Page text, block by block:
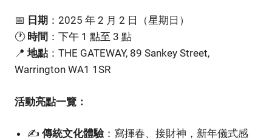
📅 日期 ：2025 年 2 月 2 日（星期日）
🕐 時間 ：下午 1 點至 3 點
📍 地點 ：THE GATEWAY, 89 Sankey Street,
Warrington WA1 1SR
活動亮點一覽：
✍️傳統文化體驗：寫揮春、接財神，新年儀式感